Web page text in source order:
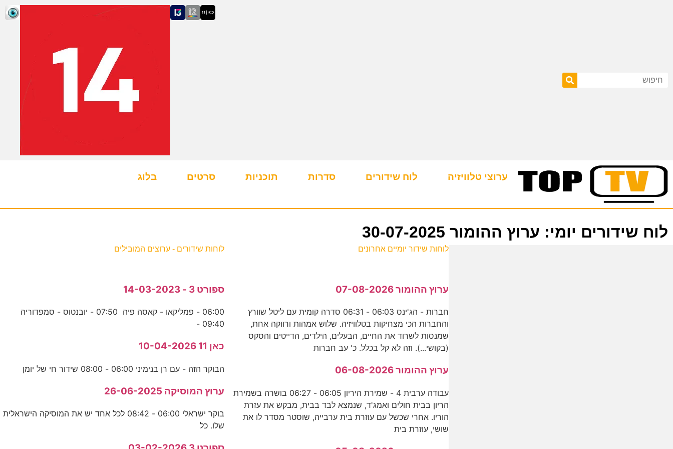
ערוצי טלוויזיה לוח שידורים סדרות תוכניות סרטים בלוג
לוח שידורים יומי: ערוץ ההומור 30-07-2025
לוחות שידור יומיים אחרונים
ערוץ ההומור 07-08-2026
חברות - הג'ינס 06:03 - 06:31 סדרה קומית עם ליטל שוורץ
והחברות הכי מצחיקות בטלוויזיה. שלוש אמהות ורווקה אחת,
שמנסות לשרוד את החיים, הבעלים, הילדים, הדייטים והסקס
(בקושי...). וזה לא קל בכלל. כ' עב חברות
ערוץ ההומור 06-08-2026
עבודה ערבית 4 - שמירת היריון 06:05 - 06:27 בושרה בשמירת
הריון בבית חולים ואמג'ד, שנמצא לבד בבית, מבקש את עזרת
הוריו. אחרי שכשל עם עוזרת בית ערבייה, שוסטר מסדר לו את
שושי, עוזרת בית
לוחות שידורים - ערוצים המובילים
ספורט 3 - 14-03-2023
06:00 - פמליקאו - קאסה פיה 07:50 - יובנטוס - סמפדוריה
09:40 -
כאן 11 10-04-2026
הבוקר הזה - עם רן בנימיני 06:00 - 08:00 שידור חי של יומן
ערוץ המוסיקה 26-06-2025
בוקר ישראלי 06:00 - 08:42 לכל אחד יש את המוסיקה הישראלית
שלו. כל